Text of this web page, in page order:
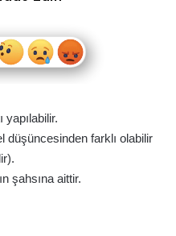
yapılabilir.
düşüncesinden farklı olabilir
şahsına aittir.